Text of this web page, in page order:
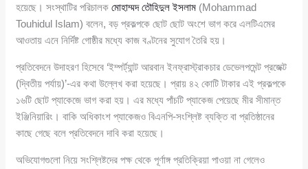
হয়েছে। সংস্থাটির পরিচালকমোহাম্মদ তৌহিদুল ইসলাম (Mohammad
Touhidul Islam) বলেন, বড় প্রকল্পকে ছোট ছোট অংশে ভাগ করে এলটিএমের
আওতায় এনে নির্দিষ্ট গোষ্ঠীর মধ্যে কাজ বণ্টনের সুযোগ তৈরি হয়।
প্রতিবেদনে উদাহরণ হিসেবে ‘ইম্পর্ট্যান্ট আরবান ইনফ্রাস্ট্রাকচার ডেভেলপমেন্ট প্রজেক্ট
(দ্বিতীয় পর্যায়)’-এর কথা উল্লেখ করা হয়েছে। প্রায় ৪২ কোটি টাকার এই প্রকল্পকে
১৬টি ছোট প্যাকেজে ভাগ করা হয়। এর মধ্যে পাঁচটি প্যাকেজ পেয়েছে মীর সীমান্ত
ইঞ্জিনিয়ারিং। বাকি অধিকাংশ প্যাকেজও বিএনপি-সংশ্লিষ্ট ব্যক্তি বা প্রতিষ্ঠানের
কাছে গেছে বলে প্রতিবেদনে দাবি করা হয়েছে।
অভিযোগগুলো নিয়ে সংশ্লিষ্টদের পক্ষ থেকে পূর্ণাঙ্গ প্রতিক্রিয়া পাওয়া না গেলেও